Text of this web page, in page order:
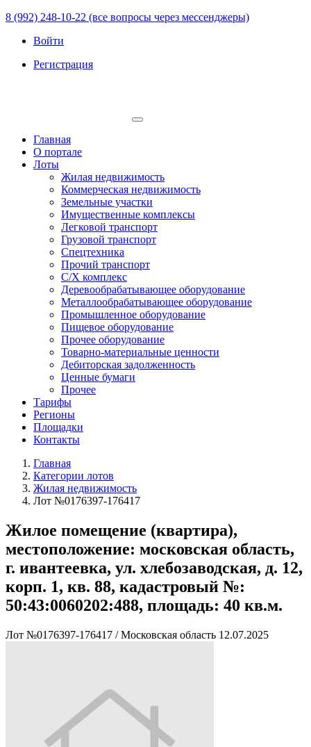
8 (992) 248-10-22 (все вопросы через мессенджеры)
Войти
Регистрация
Главная
О портале
Лоты
Жилая недвижимость
Коммерческая недвижимость
Земельные участки
Имущественные комплексы
Легковой транспорт
Грузовой транспорт
Спецтехника
Прочий транспорт
С/Х комплекс
Деревообрабатывающее оборудование
Металлообрабатывающее оборудование
Промышленное оборудование
Пищевое оборудование
Прочее оборудование
Товарно-материальные ценности
Дебиторская задолженность
Ценные бумаги
Прочее
Тарифы
Регионы
Площадки
Контакты
Главная
Категории лотов
Жилая недвижимость
Лот №0176397-176417
Жилое помещение (квартира),
местоположение: московская область,
г. ивантеевка, ул. хлебозаводская, д. 12,
корп. 1, кв. 88, кадастровый №:
50:43:0060202:488, площадь: 40 кв.м.
Лот №0176397-176417 / Московская область 12.07.2025